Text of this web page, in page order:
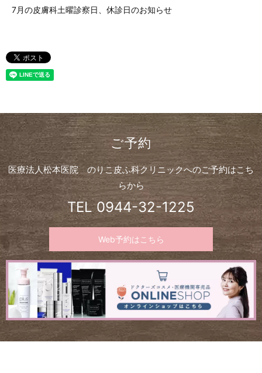
7月の皮膚科土曜診察日、休診日のお知らせ
ご予約
医療法人松本医院 のりこ皮ふ科クリニックへのご予約はこち
らから
TEL0944-32-1225
Web予約はこちら